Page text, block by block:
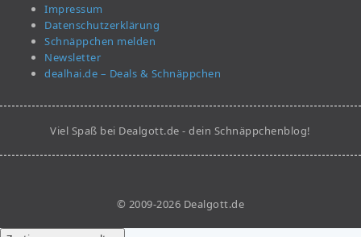
Impressum
Datenschutzerklärung
Schnäppchen melden
Newsletter
dealhai.de – Deals & Schnäppchen
Viel Spaß bei Dealgott.de - dein Schnäppchenblog!
© 2009-2026 Dealgott.de